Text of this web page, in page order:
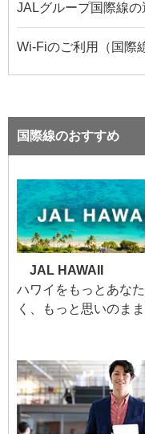
JALグループ国際線
Wi-Fiのご利用（国際
国際線のおすすめ
JAL HAWAII
ハワイをもっとあな
く、もっと思いのまま